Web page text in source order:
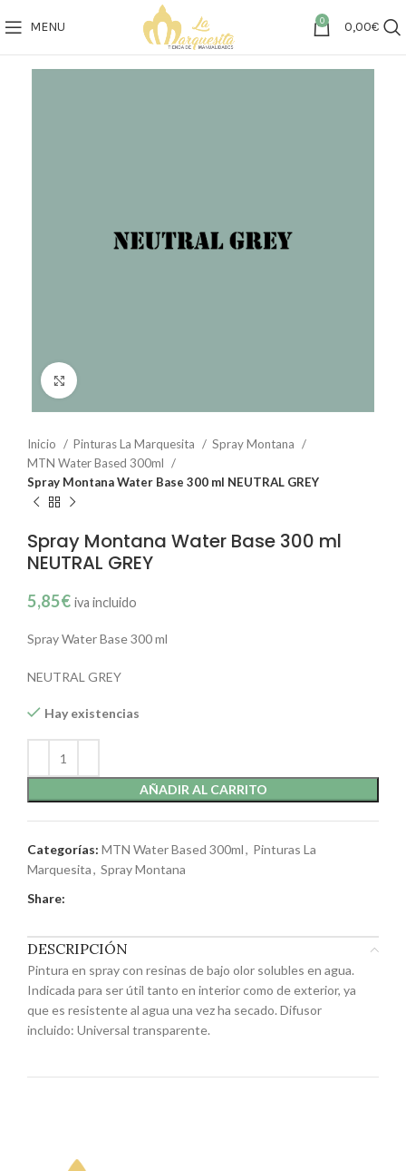
MENU 0 0,00€
Inicio Pinturas La Marquesita
Spray Montana
MTN Water Based 300ml
Spray Montana Water Base 300 ml NEUTRAL GREY
Spray Montana Water Base 300 ml
NEUTRAL GREY
5,85€ iva incluido
Spray Water Base 300 ml
NEUTRAL GREY
Hay existencias
AÑADIR AL CARRITO
Categorías: MTN Water Based 300ml, Pinturas La
Marquesita, Spray Montana
Share:
DESCRIPCIÓN
Pintura en spray con resinas de bajo olor solubles en agua.
Indicada para ser útil tanto en interior como de exterior, ya
que es resistente al agua una vez ha secado. Difusor
incluido: Universal transparente.